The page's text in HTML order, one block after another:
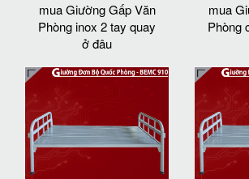
mua Giường Gấp Văn
Phòng inox 2 tay quay
ở đâu
mua
Phòng